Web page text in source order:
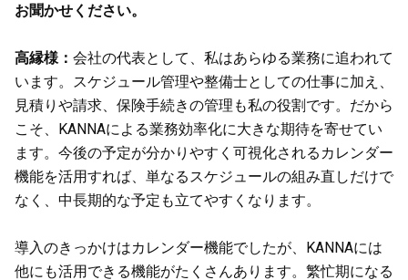
お聞かせください。
高縁様： 会社の代表として、私はあらゆる業務に追われて
います。スケジュール管理や整備士としての仕事に加え、
見積りや請求、保険手続きの管理も私の役割です。だから
こそ、KANNAによる業務効率化に大きな期待を寄せてい
ます。今後の予定が分かりやすく可視化されるカレンダー
機能を活用すれば、単なるスケジュールの組み直しだけで
なく、中長期的な予定も立てやすくなります。
導入のきっかけはカレンダー機能でしたが、KANNAには
他にも活用できる機能がたくさんあります。繁忙期になる